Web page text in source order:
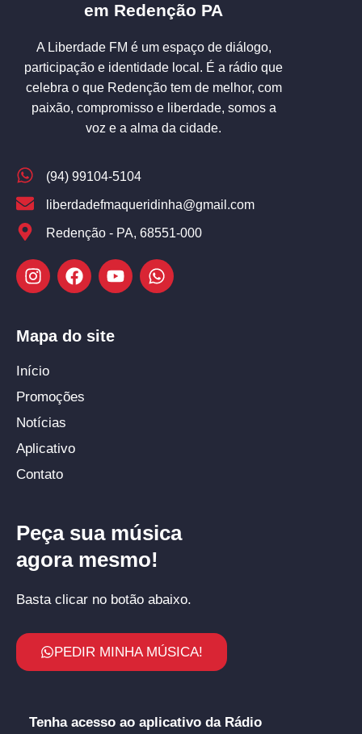
em Redenção PA
A Liberdade FM é um espaço de diálogo,
participação e identidade local. É a rádio que
celebra o que Redenção tem de melhor, com
paixão, compromisso e liberdade, somos a
voz e a alma da cidade.
(94) 99104-5104
liberdadefmaqueridinha@gmail.com
Redenção - PA, 68551-000
Mapa do site
Início
Promoções
Notícias
Aplicativo
Contato
Peça sua música
agora mesmo!
Basta clicar no botão abaixo.
PEDIR MINHA MÚSICA!
Tenha acesso ao aplicativo da Rádio